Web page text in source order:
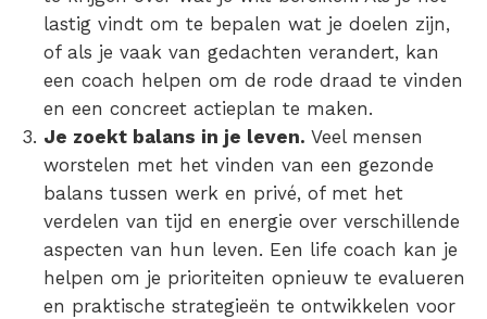
lastig vindt om te bepalen wat je doelen zijn,
of als je vaak van gedachten verandert, kan
een coach helpen om de rode draad te vinden
en een concreet actieplan te maken.
Je zoekt balans in je leven. Veel mensen
worstelen met het vinden van een gezonde
balans tussen werk en privé, of met het
verdelen van tijd en energie over verschillende
aspecten van hun leven. Een life coach kan je
helpen om je prioriteiten opnieuw te evalueren
en praktische strategieën te ontwikkelen voor